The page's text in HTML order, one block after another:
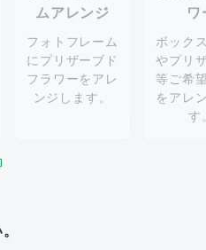
ムアレンジ
フォトフレーム
にプリザーブド
フラワーをアレ
ンジします。
ワ
ボック
やプリ
等ご希
をアレ
す